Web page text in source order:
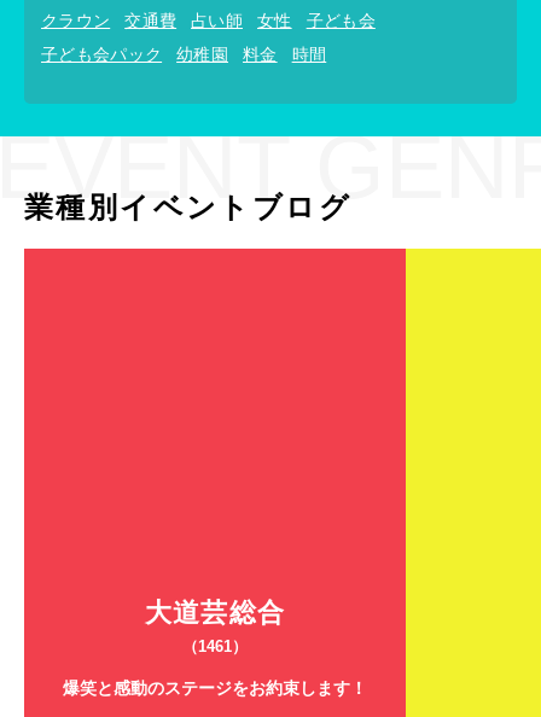
クラウン
交通費 占い師 女性
子ども会
子ども会パック
幼稚園 料金 時間
業種別イベントブログ
大道芸総合
（1461）
爆笑と感動のステージをお約束します！